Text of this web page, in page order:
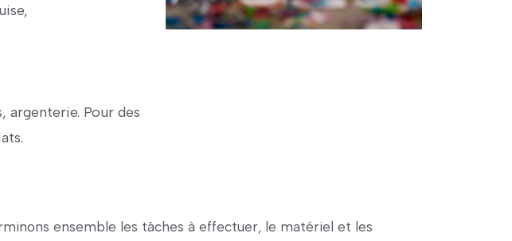
argenterie. Pour des
ensemble les tâches à effectuer, le matériel et les